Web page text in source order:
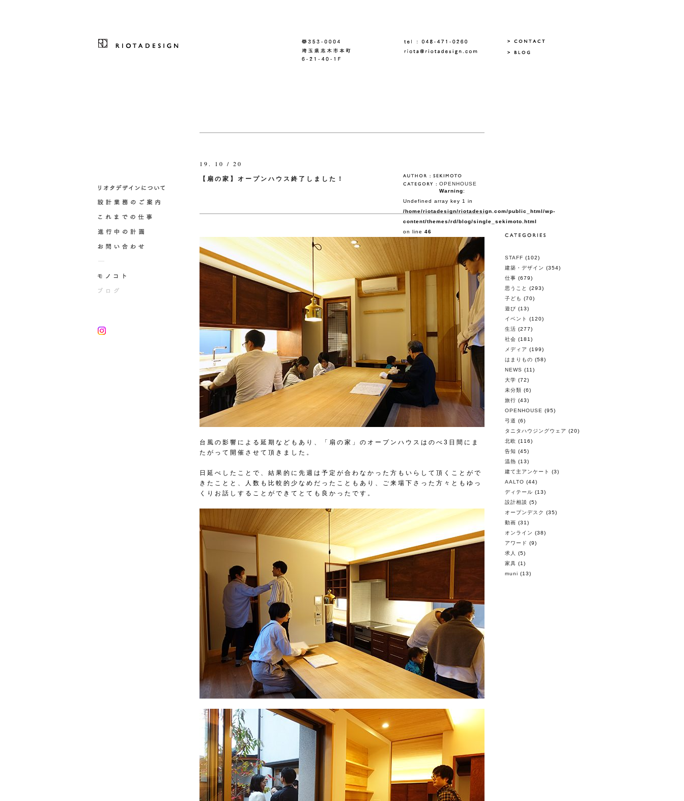
19. 10 / 20
【扇の家】オープンハウス終了しました！
OPENHOUSE
Warning:
Undefined array key 1 in
/home/riotadesign/riotadesign.com/public_html/wp-
content/themes/rd/blog/single_sekimoto.html
on line 46
台風の影響による延期などもあり、「扇の家」のオープンハウスはのべ3日間にま
たがって開催させて頂きました。
日延べしたことで、結果的に先週は予定が合わなかった方もいらして頂くことがで
きたことと、人数も比較的少なめだったこともあり、ご来場下さった方々ともゆっ
くりお話しすることができてとても良かったです。
STAFF (102)
建築・デザイン (354)
仕事 (679)
思うこと
(293)
子ども (70)
遊び (13)
イベント
(120)
生活 (277)
社会 (181)
メディア (199)
はまりもの (58)
NEWS (11)
大学 (72)
未分類 (6)
旅行 (43)
OPENHOUSE (95)
弓道 (6)
タニタハウジングウェア (20)
北欧 (116)
告知 (45)
温熱 (13)
建て主アンケート
(3)
AALTO (44)
ディテール (13)
設計相談 (5)
オープンデスク
(35)
動画 (31)
オンライン (38)
アワード (9)
求人
(5)
家具 (1)
muni (13)